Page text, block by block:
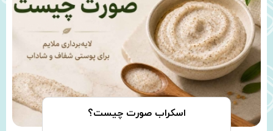
اسکراب صورت چیست؟